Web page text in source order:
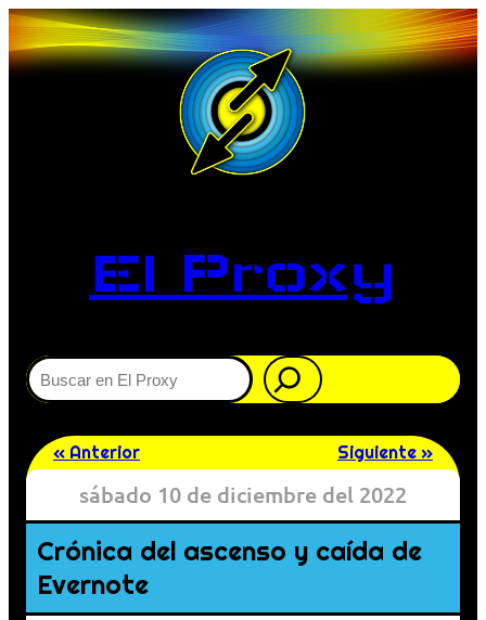
El Proxy
Buscar
« Anterior Siguiente »
sábado 10 de diciembre del 2022
Crónica del ascenso y caída de
Evernote